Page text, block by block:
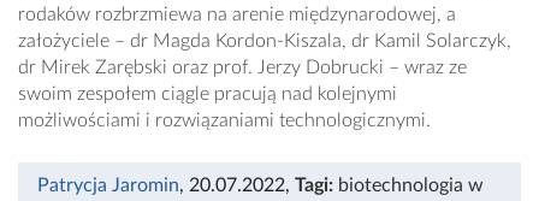
rodaków rozbrzmiewa na arenie międzynarodowej, a
założyciele – dr Magda Kordon-Kiszala, dr Kamil Solarczyk,
dr Mirek Zarębski oraz prof. Jerzy Dobrucki – wraz ze
swoim zespołem ciągle pracują nad kolejnymi
możliwościami i rozwiązaniami technologicznymi.
Patrycja Jaromin, 20.07.2022, Tagi: biotechnologia w